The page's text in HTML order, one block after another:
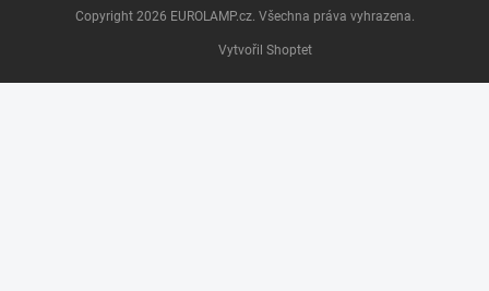
Vytvořil Shoptet
Copyright 2026 EUROLAMP.cz. Všechna práva vyhrazena.